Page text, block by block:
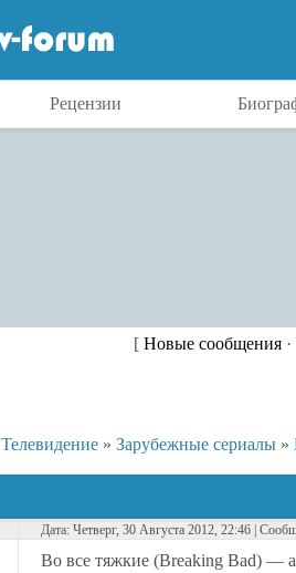
Рецензии
[ Новые сообщения·
Телевидение » Зарубежные сериалы »
Дата: Четверг, 30 Августа 2012, 22:46 |
Во все тяжкие (Breaking Bad) —